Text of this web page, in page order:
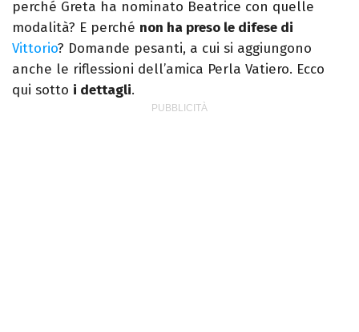
perché Greta ha nominato Beatrice con quelle
modalità? E perché non ha preso le difese di
Vittorio? Domande pesanti, a cui si aggiungono
anche le riflessioni dell’amica Perla Vatiero. Ecco
qui sotto i dettagli.